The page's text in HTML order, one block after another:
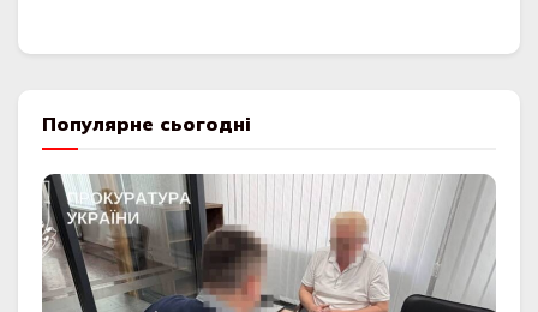
Популярне сьогодні